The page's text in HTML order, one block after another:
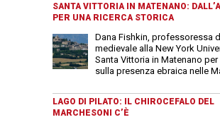
SANTA VITTORIA IN MATENANO:
PER UNA RICERCA STORICA
Dana Fishkin, professoressa
medievale alla New York
Santa Vittoria in Matenano
sulla presenza ebraica nelle
LAGO DI PILATO: IL CHIROCEFALO DEL
MARCHESONI C’È